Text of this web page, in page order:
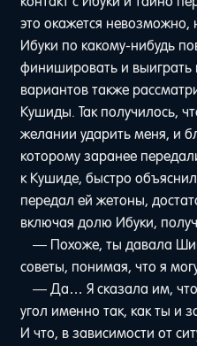
это окажется
Ибуки по какому-нибудь
финишировать и выиграть
вариантов также
Кушиды. Так получилось,
желании ударить меня, и
которому заранее
к Кушиде, быстро
передал ей жетоны,
включая долю Ибуки,
— Похоже, ты давала
советы, понимая, что я
— Да… Я сказала им, что
угол именно так, как ты и
И что, в зависимости от